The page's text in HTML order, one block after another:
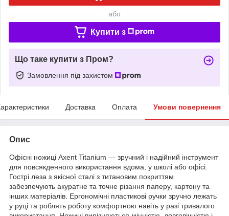
або
Купити з
Що таке купити з Пром?
Замовлення під захистом
Доставка Оплата Умови повернення
Опис
Офісні ножиці Axent Titanium — зручний і надійний інструмент
для повсякденного використання вдома, у школі або офісі.
Гострі леза з якісної сталі з титановим покриттям
забезпечують акуратне та точне різання паперу, картону та
інших матеріалів. Ергономічні пластикові ручки зручно лежать
у руці та роблять роботу комфортною навіть у разі тривалого